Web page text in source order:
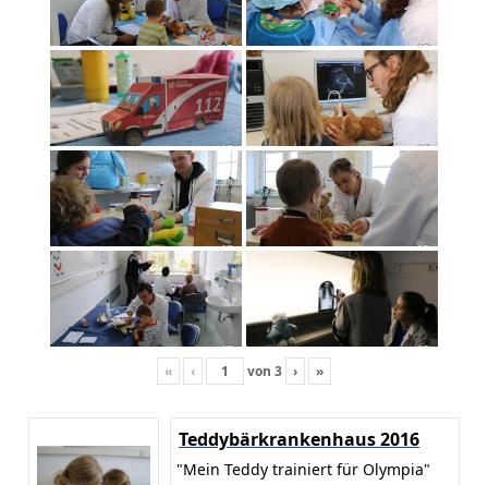
« ‹ von 3 › »
Teddybärkrankenhaus 2016
"Mein Teddy trainiert für Olympia"